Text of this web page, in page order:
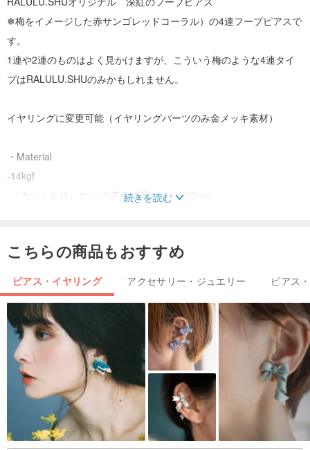
❄梅をイメージした赤サンゴレッドコーラル）の4連フープピアスで
す。
1連や2連のものはよく見かけますが、こういう梅のような4連タイ
プはRALULU.SHUのみかもしれません。
イヤリングに変更可能（イヤリングパーツのみ金メッキ素材）
・Material
-14kgf
-（カットあり）サンゴ(着色処理あり)：約2mm
-フープピアス：約15mm、石を含む約21mm
※極力現物に近い色での撮影を心がけておりますが光の具合によって
印象が変わるのは天然石の特徴ではございます。
************
運気を上げる
サンゴには、悪運を遠ざける力があるといわれています。持ち主に
愛と生命力を与え、幸福の道へと導いてくれるでしょう。また、サ
ンゴは人生に英知を授け、富と幸運をもたらすといわれている石で
す。ついていない、と感じる人にもおすすめ。持ち主のもとに幸運
を運んでくれるでしょう。
続きを読む
こちらの商品もおすすめ
ピアス・イヤリング アクセサリー・ジュエリー ピアス